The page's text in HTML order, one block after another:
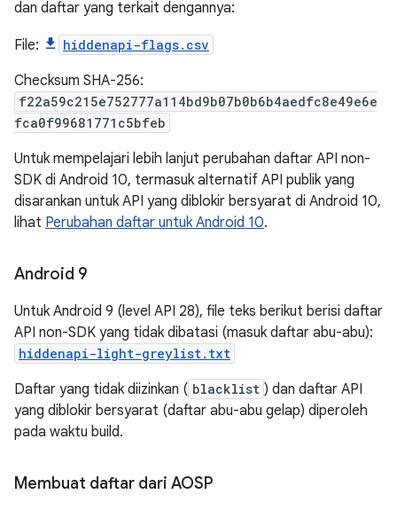
dan daftar yang terkait dengannya:
File: hiddenapi-flags.csv
Checksum SHA-256:
f22a59c215e752777a114bd9b07b0b6b4aedfc8e49e6e
fca0f99681771c5bfeb
Untuk mempelajari lebih lanjut perubahan daftar API non-
SDK di Android 10, termasuk alternatif API publik yang
disarankan untuk API yang diblokir bersyarat di Android 10,
lihat Perubahan daftar untuk Android 10.
Android 9
Untuk Android 9 (level API 28), file teks berikut berisi daftar
API non-SDK yang tidak dibatasi (masuk daftar abu-abu):
hiddenapi-light-greylist.txt
Daftar yang tidak diizinkan ( blacklist ) dan daftar API
yang diblokir bersyarat (daftar abu-abu gelap) diperoleh
pada waktu build.
Membuat daftar dari AOSP